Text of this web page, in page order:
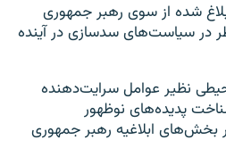
شده از سوی رهبر جمهوری
در سیاست‌های سدسازی در آینده
نظیر عوامل سرایت‌دهنده
پدیده‌های نوظهور
ابلاغیه رهبر جمهوری